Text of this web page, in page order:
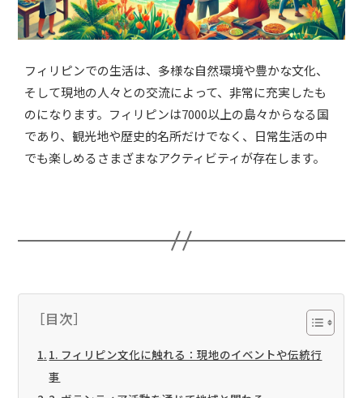
フィリピンでの生活は、多様な自然環境や豊かな文化、
そして現地の人々との交流によって、非常に充実したも
のになります。フィリピンは7000以上の島々からなる国
であり、観光地や歴史的名所だけでなく、日常生活の中
でも楽しめるさまざまなアクティビティが存在します。
［目次］
1. フィリピン文化に触れる：現地のイベントや伝統行
事